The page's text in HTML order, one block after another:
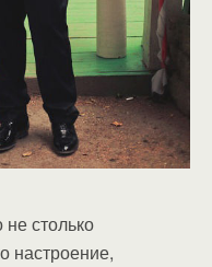
столько
настроение,